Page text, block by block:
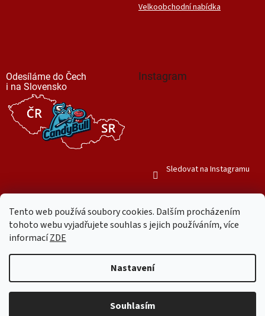
Tento web používá soubory cookies. Dalším procházením
tohoto webu vyjadřujete souhlas s jejich používáním, více
informacíZDE
Nastavení
Souhlasím
Velkoobchodní nabídka
Odesíláme do Čech
i na Slovensko
Instagram
Sledovat na Instagramu
Copyright 2026Mr. Candy Bull. Všechna práva vyhrazena.Upravit
nastavení cookies